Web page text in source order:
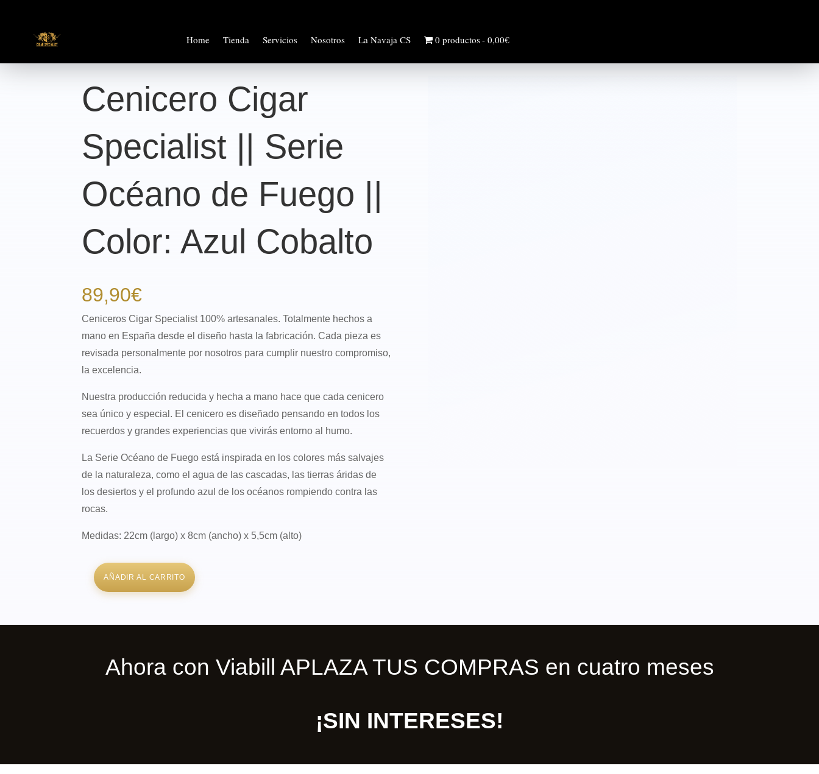
Home Tienda Servicios Nosotros La Navaja CS 0 productos 0,00€
Cenicero Cigar
Specialist || Serie
Océano de Fuego ||
Color: Azul Cobalto
89,90€
Ceniceros Cigar Specialist 100% artesanales. Totalmente hechos a
mano en España desde el diseño hasta la fabricación. Cada pieza es
revisada personalmente por nosotros para cumplir nuestro compromiso,
la excelencia.
Nuestra producción reducida y hecha a mano hace que cada cenicero
sea único y especial. El cenicero es diseñado pensando en todos los
recuerdos y grandes experiencias que vivirás entorno al humo.
La Serie Océano de Fuego está inspirada en los colores más salvajes
de la naturaleza, como el agua de las cascadas, las tierras áridas de
los desiertos y el profundo azul de los océanos rompiendo contra las
rocas.
Medidas: 22cm (largo) x 8cm (ancho) x 5,5cm (alto)
Cenicero
||
AÑADIR AL CARRITO
Ahora con Viabill APLAZA TUS COMPRAS en cuatro meses
¡SIN INTERESES!